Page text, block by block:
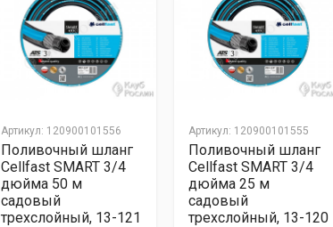
Артикул: 120900101556
Поливочный шланг
Cellfast SMART 3/4
дюйма 50 м
садовый
трехслойный, 13-121
Артикул: 120900101555
Поливочный шланг
Cellfast SMART 3/4
дюйма 25 м
садовый
трехслойный, 13-120